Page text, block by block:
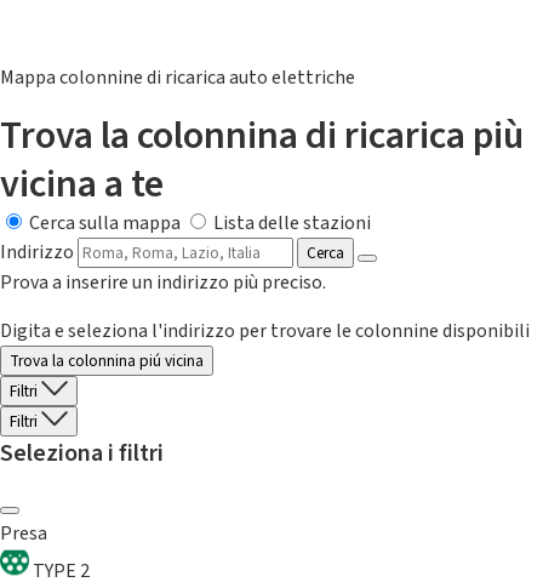
Mappa colonnine di ricarica auto elettriche
Trova la colonnina di ricarica più
vicina a te
Cerca sulla mappa
Lista delle stazioni
Indirizzo
Cerca
Prova a inserire un indirizzo più preciso.
Digita e seleziona l'indirizzo per trovare le colonnine disponibili
Trova la colonnina piú vicina
Filtri
Filtri
Seleziona i filtri
Presa
TYPE 2